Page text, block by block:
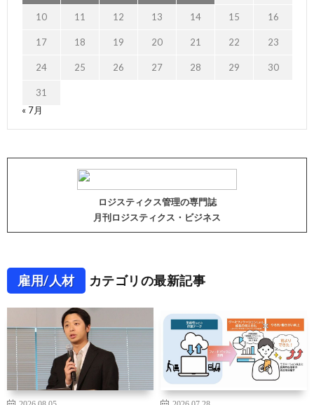
10 11 12 13 14 15 16
17 18 19 20 21 22 23
24 25 26 27 28 29 30
31
« 7月
ロジスティクス管理の専門誌
月刊ロジスティクス・ビジネス
雇用/人材 カテゴリの最新記事